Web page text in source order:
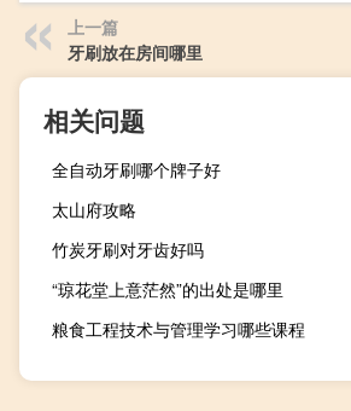
上一篇
牙刷放在房间哪里
相关问题
全自动牙刷哪个牌子好
太山府攻略
竹炭牙刷对牙齿好吗
“琼花堂上意茫然”的出处是哪里
粮食工程技术与管理学习哪些课程